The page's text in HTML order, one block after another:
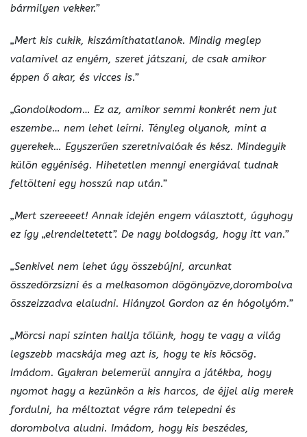
bármilyen vekker.”
„Mert kis cukik, kiszámíthatatlanok. Mindig meglep
valamivel az enyém, szeret játszani, de csak amikor
éppen ő akar, és vicces is.”
„Gondolkodom… Ez az, amikor semmi konkrét nem jut
eszembe… nem lehet leírni. Tényleg olyanok, mint a
gyerekek… Egyszerűen szeretnivalóak és kész. Mindegyik
külön egyéniség. Hihetetlen mennyi energiával tudnak
feltölteni egy hosszú nap után.”
„Mert szereeeet! Annak idején engem választott, úgyhogy
ez így „elrendeltetett”. De nagy boldogság, hogy itt van.”
„Senkivel nem lehet úgy összebújni, arcunkat
összedörzsizni és a melkasomon dögönyözve,dorombolva
összeizzadva elaludni. Hiányzol Gordon az én hógolyóm.”
„Mörcsi napi szinten hallja tőlünk, hogy te vagy a világ
legszebb macskája meg azt is, hogy te kis köcsög.
Imádom. Gyakran belemerül annyira a játékba, hogy
nyomot hagy a kezünkön a kis harcos, de éjjel alig merek
fordulni, ha méltoztat végre rám telepedni és
dorombolva aludni. Imádom, hogy kis beszédes,